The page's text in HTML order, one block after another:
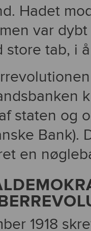
Hadet
var
store tab, i
staten og
Bank).
en
1918